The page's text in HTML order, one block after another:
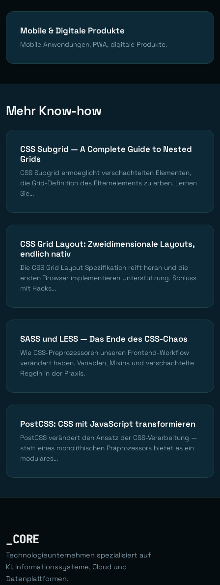
Mobile & Digitale Produkte
Mobile Anwendungen, PWA, digitale Produkte.
Mehr Know-how
CSS Subgrid — A Complete Guide to Nested
Grids
CSS Subgrid ermoeglicht verschachtelten Elementen,
die Grid-Definition des Elternelements zu erben. Lernen
Sie...
CSS Grid Layout: Zweidimensionale Layouts,
endlich nativ
Die CSS Grid Layout Spezifikation reift heran und die
ersten Browser implementieren Unterstützung. Schluss
mit Hacks...
SASS und LESS — Das Ende des CSS-Chaos
Wie CSS-Preprozessoren unseren Frontend-Workflow
verändert haben. Variablen, Mixins und verschachtelte
Regeln in der Praxis.
PostCSS: CSS mit JavaScript transformieren
PostCSS verändert den Ansatz der CSS-Verarbeitung —
statt eines monolithischen Präprozessors bietet es ein
modulares...
_CORE
Technologieunternehmen spezialisiert auf
KI, Informationssysteme, Cloud und
Datenplattformen.